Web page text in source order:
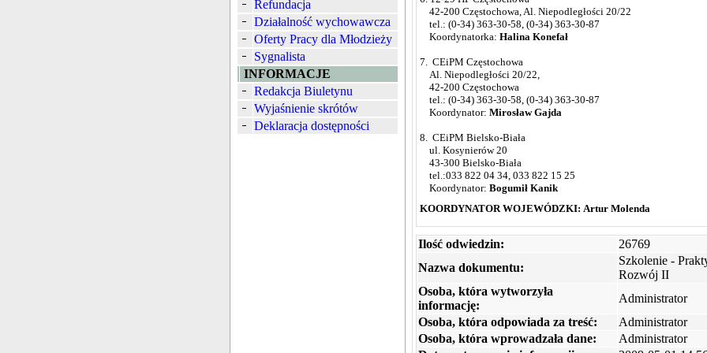
Refundacja
Działalność wychowawcza
Oferty Pracy dla Młodzieży
Sygnalista
INFORMACJE
Redakcja Biuletynu
Wyjaśnienie skrótów
Deklaracja dostępności
42-200 Częstochowa, Al. Niepodległości 20/22
tel.: (0-34) 363-30-58, (0-34) 363-30-87
Koordynatorka: Halina Konefał
7. CEiPM Częstochowa
Al. Niepodległości 20/22,
42-200 Częstochowa
tel.: (0-34) 363-30-58, (0-34) 363-30-87
Koordynator: Mirosław Gajda
8. CEiPM Bielsko-Biała
ul. Kosynierów 20
43-300 Bielsko-Biała
tel.:033 822 04 34, 033 822 15 25
Koordynator: Bogumił Kanik
KOORDYNATOR WOJEWÓDZKI: Artur Molenda
Ilość odwiedzin:
26769
Nazwa dokumentu:
Szkolenie -
Rozwój II
Osoba, która wytworzyła
informację:
Administrator
Osoba, która odpowiada za treść:
Administrator
Osoba, która wprowadzała dane:
Administrator